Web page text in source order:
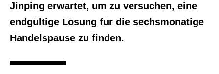
Jinping erwartet, um zu versuchen, eine
endgültige Lösung für die sechsmonatige
Handelspause zu finden.